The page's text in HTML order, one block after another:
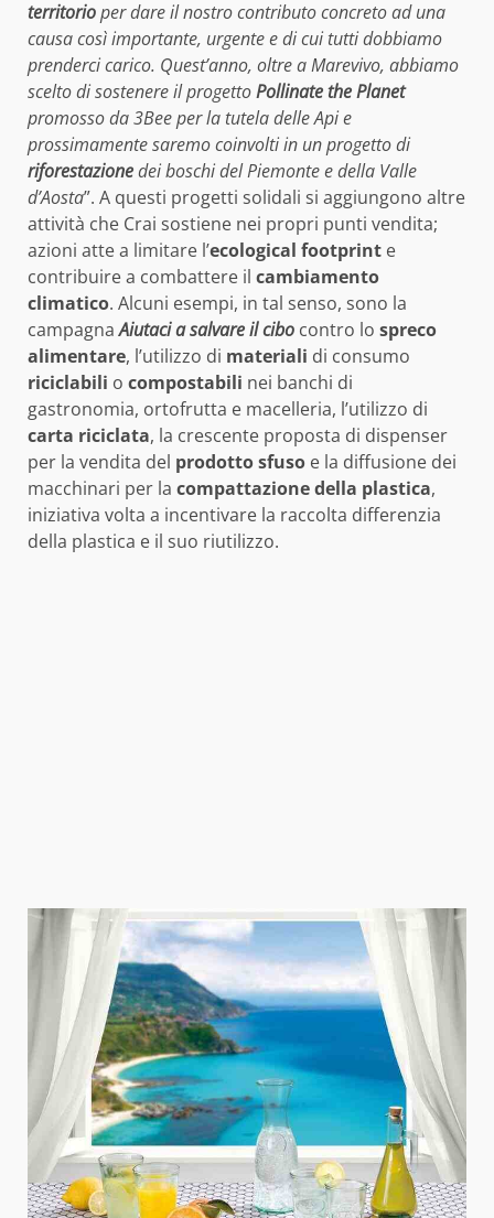
territorioper dare il nostro contributo concreto ad una
causa così importante, urgente e di cui tuttidobbiamo
prenderci carico. Quest’anno, oltre a Marevivo, abbiamo
scelto di sostenere il progettoPollinatethe Planet
promosso da 3Bee per la tutela delle Api e
prossimamente saremo coinvolti in un progetto di
riforestazionedei boschi del Piemonte e della Valle
d’Aosta”. A questi progetti solidali si aggiungono altre
attività che Crai sostiene nei propri punti vendita;
azioni atte a limitare l’ecological footprint e
contribuire a combattere il cambiamento
climatico. Alcuni esempi, in tal senso, sono la
campagnaAiutaci a salvare il cibo contro lo spreco
alimentare, l’utilizzo di materiali di consumo
riciclabili o compostabili nei banchi di
gastronomia, ortofrutta e macelleria, l’utilizzo di
carta riciclata, la crescente proposta di dispenser
per la vendita del prodotto sfuso e la diffusione dei
macchinari per la compattazione della plastica,
iniziativa volta a incentivare la raccolta differenzia
della plastica e il suo riutilizzo.